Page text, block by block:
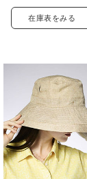
在庫表をみる